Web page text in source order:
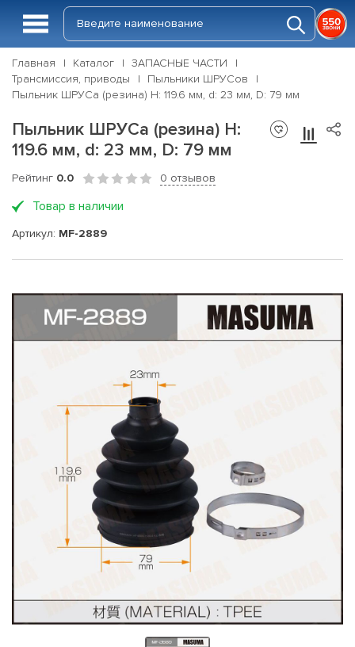
Главная Каталог
ЗАПАСНЫЕ ЧАСТИ
Трансмиссия, приводы
Пыльники ШРУСов
Пыльник ШРУСа (резина) H: 119.6 мм, d: 23 мм, D: 79 мм
Пыльник ШРУСа (резина) H:
119.6 мм, d: 23 мм, D: 79 мм
Рейтинг 0.0 0 отзывов
Товар в наличии
Артикул: MF-2889